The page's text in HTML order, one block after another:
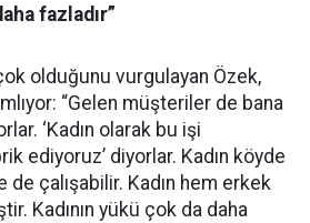
fazladır”
olduğunu vurgulayan Özek,
“Gelen müşteriler de bana
‘Kadın olarak bu işi
ediyoruz’ diyorlar. Kadın köyde
de çalışabilir. Kadın hem erkek
Kadının yükü çok da daha